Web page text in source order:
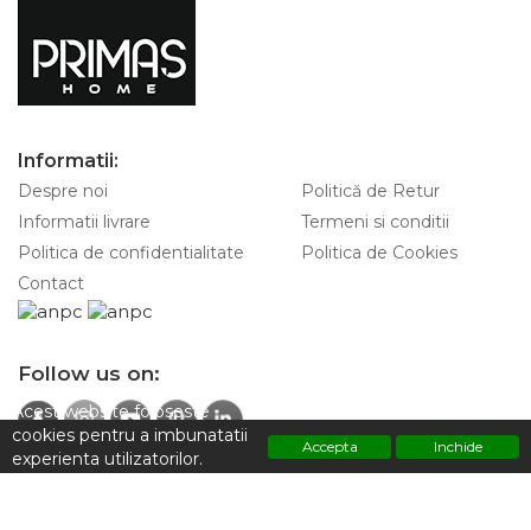
Acest website foloseste
cookies pentru a imbunatatii
experienta utilizatorilor.
Accepta Inchide
Informatii:
Despre noi
Politică de Retur
Informatii livrare
Termeni si conditii
Politica de confidentialitate
Politica de Cookies
Contact
Follow us on:
Contacteaza-ne pentru informatii: